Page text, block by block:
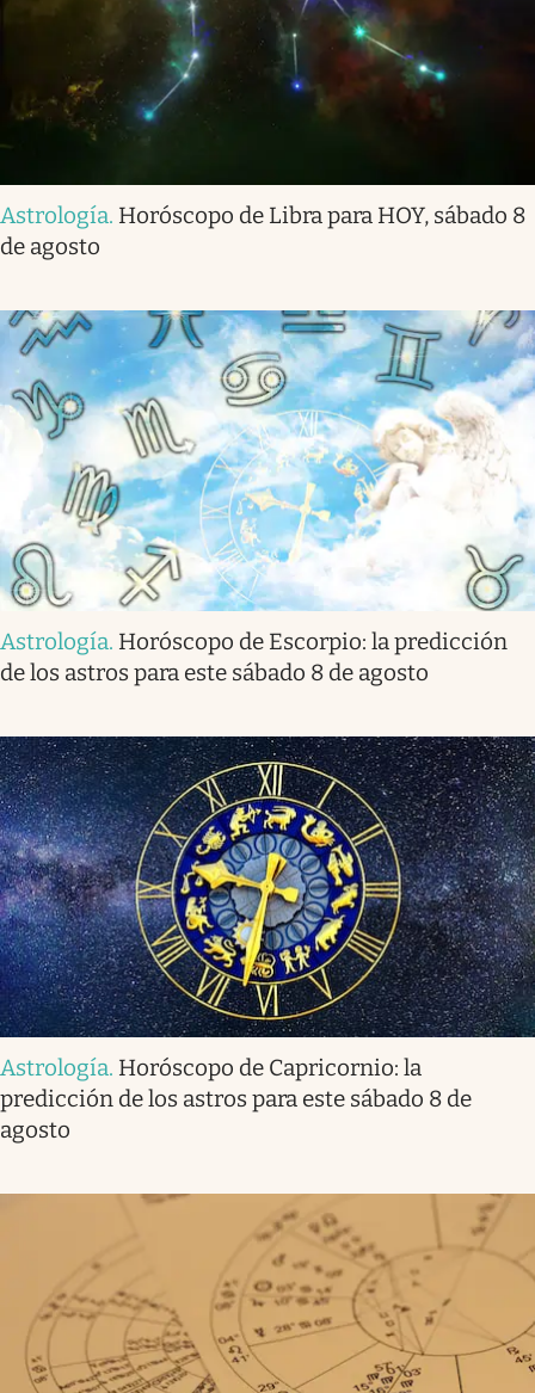
Astrología. Horóscopo de Libra para HOY, sábado 8
de agosto
Astrología. Horóscopo de Escorpio: la predicción
de los astros para este sábado 8 de agosto
Astrología. Horóscopo de Capricornio: la
predicción de los astros para este sábado 8 de
agosto